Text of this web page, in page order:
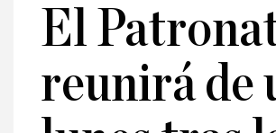
El
reunirá de